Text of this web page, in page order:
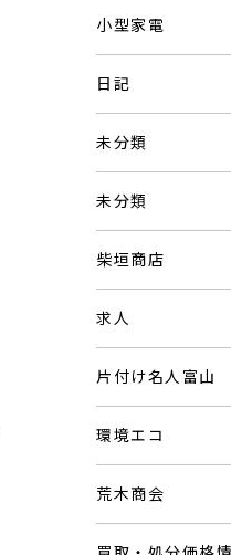
小型家電
日記
未分類
未分類
柴垣商店
求人
片付け名人富山
環境エコ
荒木商会